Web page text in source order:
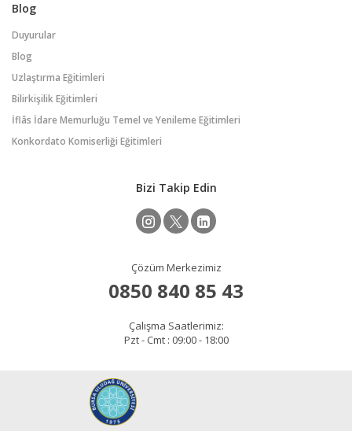
Blog
Duyurular
Blog
Uzlaştırma Eğitimleri
Bilirkişilik Eğitimleri
İflâs İdare Memurluğu Temel ve Yenileme Eğitimleri
Konkordato Komiserliği Eğitimleri
Bizi Takip Edin
Çözüm Merkezimiz
0850 840 85 43
Çalışma Saatlerimiz:
Pzt - Cmt : 09:00 - 18:00